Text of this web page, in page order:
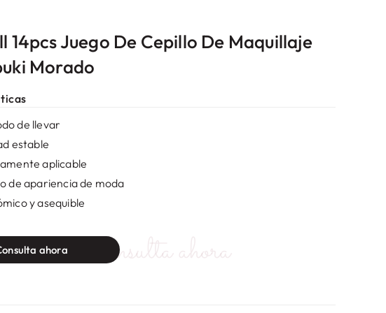
14pcs Juego De Cepillo De Maquillaje
Morado
de llevar
estable
aplicable
de apariencia de moda
y asequible
ahora Consulta ahora